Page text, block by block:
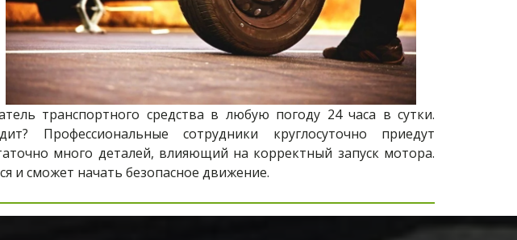
транспортного средства в любую погоду 24 часа в сутки.
Профессиональные сотрудники круглосуточно приедут
много деталей, влияющий на корректный запуск мотора.
и сможет начать безопасное движение.